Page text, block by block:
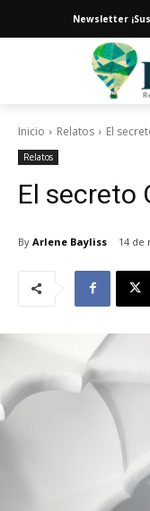
Newsletter
Inicio Relatos El
Relatos
El secreto
By Arlene Bayliss 14 de